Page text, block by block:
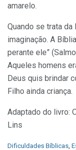
amarelo.
Quando se trata da
imaginação. A
perante ele”
Aqueles homens
Deus quis brindar
Filho ainda criança.
Adaptado do livro:
Lins
C
Dificuldades Bíblicas